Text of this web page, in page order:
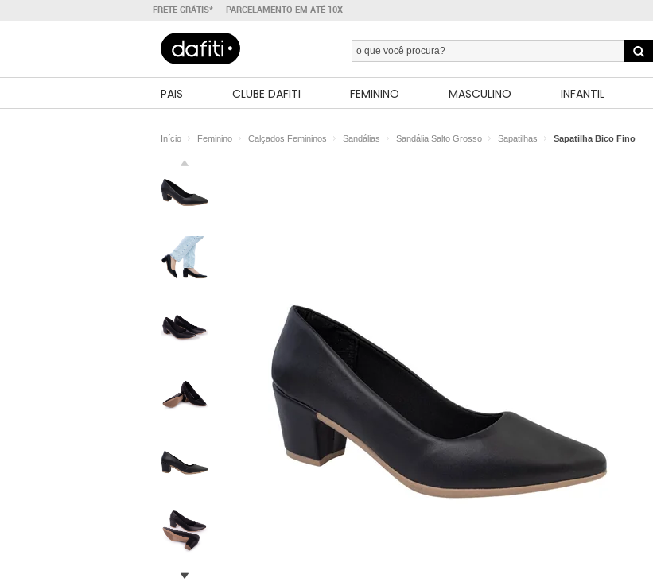
FRETE GRÁTIS* PARCELAMENTO EM ATÉ 10X
PAIS CLUBE DAFITI FEMININO MASCULINO INFANTIL
Início Feminino Calçados Femininos Sandálias Sandália Salto Grosso Sapatilhas Sapatilha Bico Fino